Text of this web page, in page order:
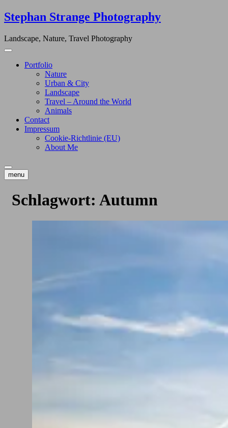
Skip
to
Stephan Strange Photography
Landscape, Nature, Travel Photography
Portfolio
Nature
Urban & City
Landscape
Travel – Around the World
Animals
Contact
Impressum
Cookie-Richtlinie (EU)
About Me
menu
Schlagwort: Autumn